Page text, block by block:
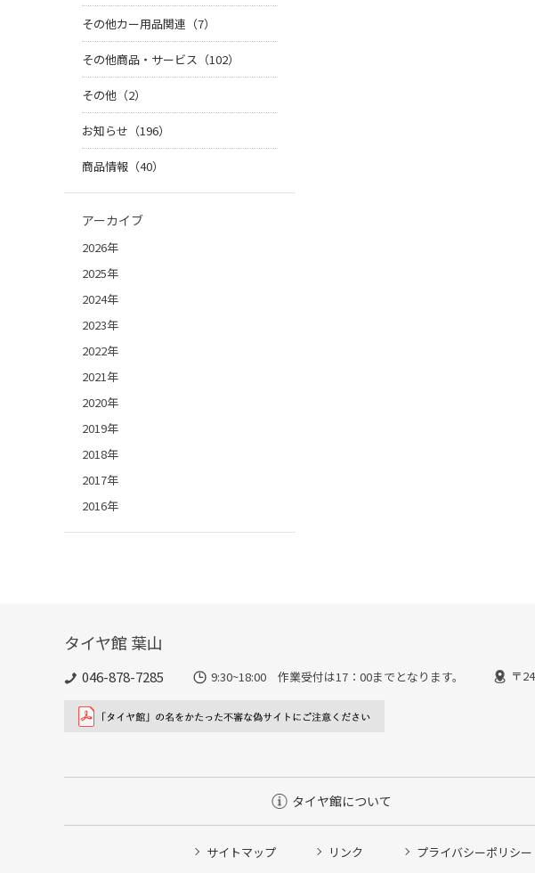
その他カー用品関連（7）
その他商品・サービス（102）
その他（2）
お知らせ（196）
商品情報（40）
アーカイブ
2026年
2025年
2024年
2023年
2022年
2021年
2020年
2019年
2018年
2017年
2016年
タイヤ館 葉山
046-878-7285 9:30~18:00 作業受付は17：00までとなります。 〒
タイヤ館について
サイトマップ リンク プライバシーポリシー
タイヤ点検・安全点検/タイヤ履き替え/オイル交換/その他ピット作業の予約